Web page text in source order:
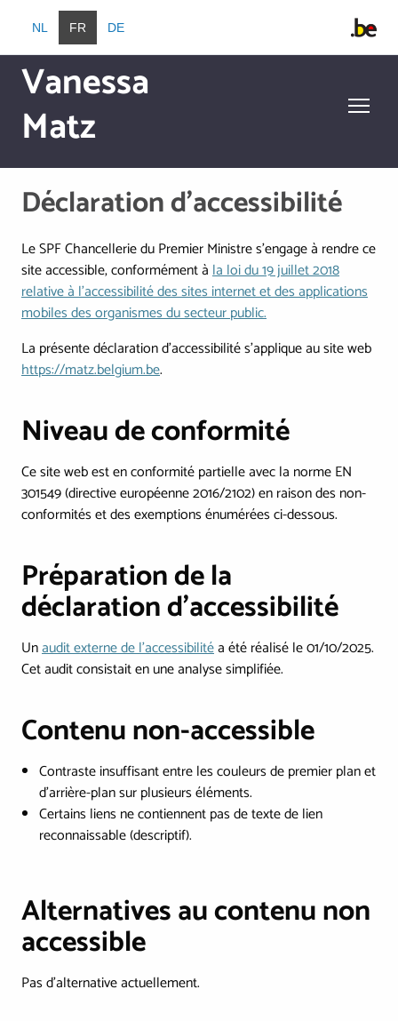
Aller au contenu principal
NL FR DE
Vanessa
Matz
Déclaration d’accessibilité
Le SPF Chancellerie du Premier Ministre s'engage à rendre ce
site accessible, conformément àla loi du 19 juillet 2018
relative à l’accessibilité des sites internet et des applications
mobiles des organismes du secteur public.
La présente déclaration d'accessibilité s'applique au site web
https://matz.belgium.be.
Niveau de conformité
Ce site web est en conformité partielle avec la norme EN
301549 (directive européenne 2016/2102) en raison des non-
conformités et des exemptions énumérées ci-dessous.
Préparation de la
déclaration d'accessibilité
Unaudit externe de l'accessibilitéa été réalisé le 01/10/2025.
Cet audit consistait en une analyse simplifiée.
Contenu non-accessible
Contraste insuffisant entre les couleurs de premier plan et
d’arrière-plan sur plusieurs éléments.
Certains liens ne contiennent pas de texte de lien
reconnaissable (descriptif).
Alternatives au contenu non
accessible
Pas d'alternative actuellement.